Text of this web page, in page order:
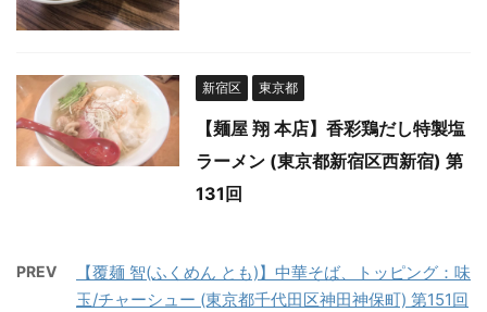
新宿区 東京都
【麺屋 翔 本店】香彩鶏だし特製塩
ラーメン (東京都新宿区西新宿) 第
131回
PREV
【覆麺 智(ふくめん とも)】中華そば、トッピング：味
玉/チャーシュー (東京都千代田区神田神保町) 第151回